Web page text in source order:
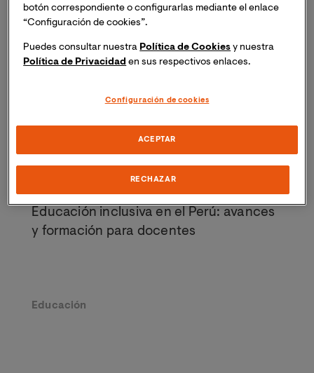
20 de Noviembre de 2025
Educación inclusiva en el Perú: avances
y formación para docentes
Educación
botón correspondiente o configurarlas mediante el enlace
“Configuración de cookies”.
Puedes consultar nuestra Política de Cookies y nuestra
Política de Privacidad en sus respectivos enlaces.
Configuración de cookies
RECHAZAR
ACEPTAR